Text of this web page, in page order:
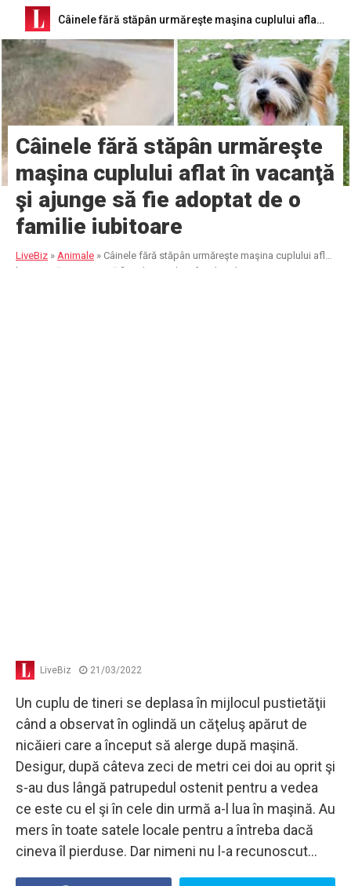
Câinele fără stăpân urmăreşte maşina cuplului aflat în vacanţă şi ajunge să fie adoptat de o familie iubitoare
Câinele fără stăpân urmăreşte
maşina cuplului aflat în vacanţă
şi ajunge să fie adoptat de o
familie iubitoare
LiveBiz » Animale » Câinele fără stăpân urmăreşte maşina cuplului aflat
în vacanţă şi ajunge să fie adoptat de o familie iubitoare
LiveBiz 21/03/2022
Un cuplu de tineri se deplasa în mijlocul pustietăţii
când a observat în oglindă un căţeluş apărut de
nicăieri care a început să alerge după maşină.
Desigur, după câteva zeci de metri cei doi au oprit şi
s-au dus lângă patrupedul ostenit pentru a vedea
ce este cu el şi în cele din urmă a-l lua în maşină. Au
mers în toate satele locale pentru a întreba dacă
cineva îl pierduse. Dar nimeni nu l-a recunoscut…